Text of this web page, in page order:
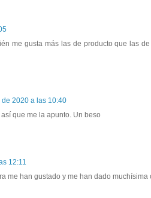
me gusta más las de producto que las
2020 a las 10:40
que me la apunto. Un beso
12:11
me han gustado y me han dado muchísima